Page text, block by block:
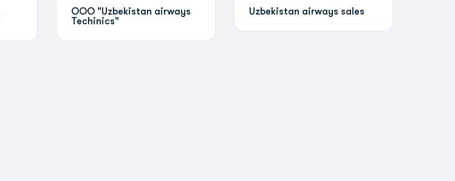
ООО "Uzbekistan airways
Techinics"
Uzbekistan airways sales